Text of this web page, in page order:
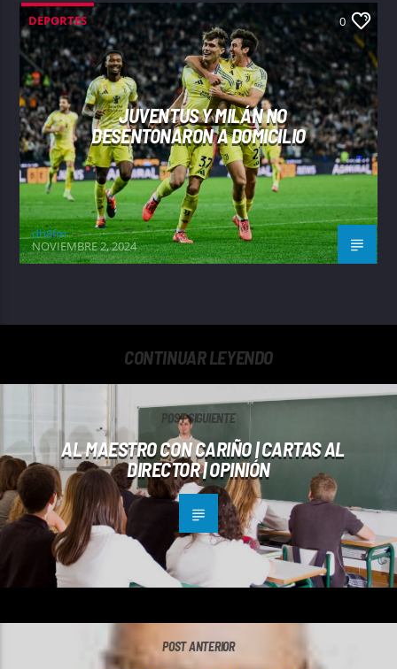
DEPORTES 0
JUVENTUS Y MILÁN NO
DESENTONARON A DOMICILIO
dh8fm
NOVIEMBRE 2, 2024
CONTINUAR LEYENDO
POST SIGUIENTE
AL MAESTRO CON CARIÑO | CARTAS AL
DIRECTOR | OPINIÓN
POST ANTERIOR